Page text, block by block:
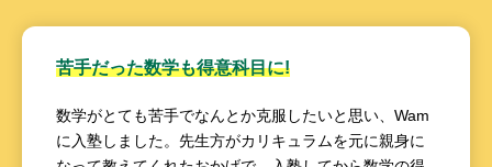
苦手だった数学も得意科目に!
数学がとても苦手でなんとか克服したいと思い、Wam
に入塾しました。先生方がカリキュラムを元に親身に